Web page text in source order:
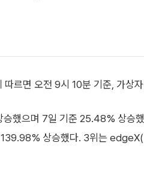
르면 오전 9시 10분 기준, 가상
했으며 7일 기준 25.48% 상승
상승했다. 3위는